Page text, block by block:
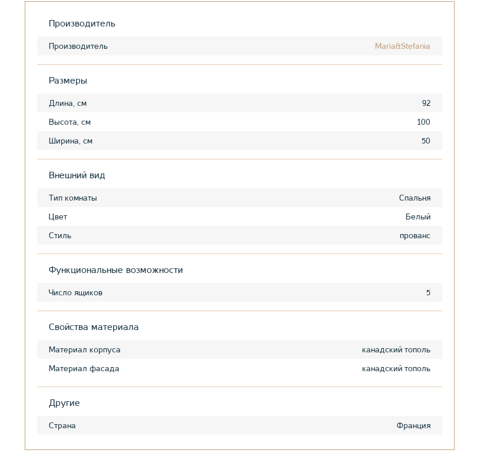
Производитель
Производитель Maria&Stefania
Размеры
Длина, см
92
Высота, см
100
Ширина, см
50
Внешний вид
Тип комнаты
Спальня
Цвет
Белый
Стиль
прованс
Функциональные возможности
Число ящиков 5
Свойства материала
Материал корпуса
канадский тополь
Материал фасада
канадский тополь
Другие
Страна Франция